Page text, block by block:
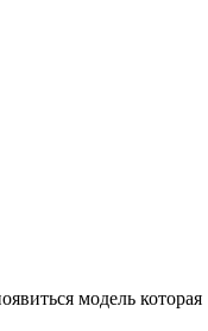
модель которая